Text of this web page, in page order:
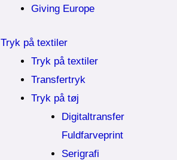
Giving Europe
Tryk på textiler
Tryk på textiler
Transfertryk
Tryk på tøj
Digitaltransfer
Fuldfarveprint
Serigrafi